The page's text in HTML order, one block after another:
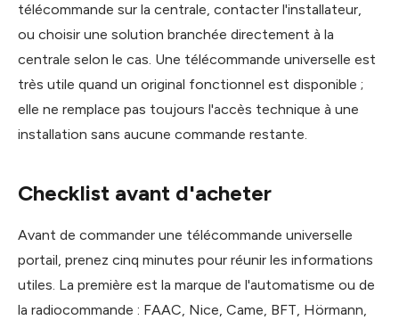
télécommande sur la centrale, contacter l'installateur,
ou choisir une solution branchée directement à la
centrale selon le cas. Une télécommande universelle est
très utile quand un original fonctionnel est disponible ;
elle ne remplace pas toujours l'accès technique à une
installation sans aucune commande restante.
Checklist avant d'acheter
Avant de commander une télécommande universelle
portail, prenez cinq minutes pour réunir les informations
utiles. La première est la marque de l'automatisme ou de
la radiocommande : FAAC, Nice, Came, BFT, Hörmann,